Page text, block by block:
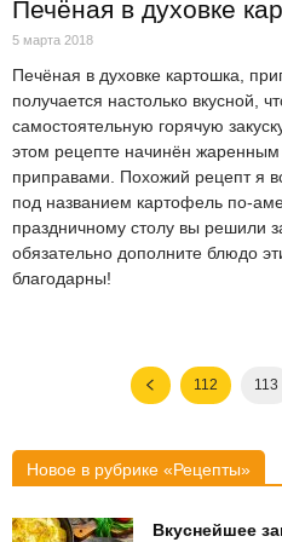
Печёная в духовке
5 марта 2018
Печёная в духовке картошка,
получается настолько вкусной,
самостоятельную горячую
этом рецепте начинён
приправами. Похожий рецепт я
под названием картофель по-
праздничному столу вы решили
обязательно дополните блюдо
благодарны!
112 113
Новое в рубрике «Рецепты»
Вкуснейшее